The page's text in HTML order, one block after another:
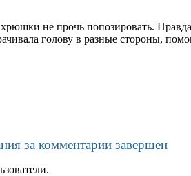
не прочь попозировать.
голову в разные стороны,
за комментарии завершен